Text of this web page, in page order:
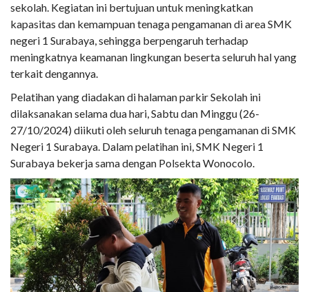
sekolah. Kegiatan ini bertujuan untuk meningkatkan
kapasitas dan kemampuan tenaga pengamanan di area SMK
negeri 1 Surabaya, sehingga berpengaruh terhadap
meningkatnya keamanan lingkungan beserta seluruh hal yang
terkait dengannya.
Pelatihan yang diadakan di halaman parkir Sekolah ini
dilaksanakan selama dua hari, Sabtu dan Minggu (26-
27/10/2024) diikuti oleh seluruh tenaga pengamanan di SMK
Negeri 1 Surabaya. Dalam pelatihan ini, SMK Negeri 1
Surabaya bekerja sama dengan Polsekta Wonocolo.